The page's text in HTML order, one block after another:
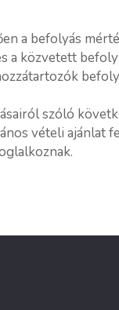
a befolyás
a közvetett
szóló
vételi ajánlat